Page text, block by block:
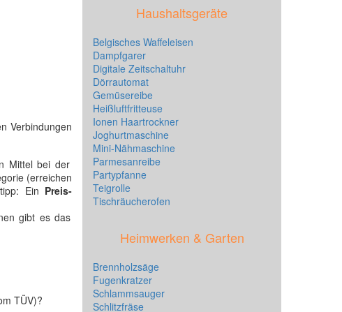
Verbindungen
Mittel bei der
(erreichen
Ein Preis-
gibt es das
TÜV)?
Haushaltsgeräte
Belgisches Waffeleisen
Dampfgarer
Digitale Zeitschaltuhr
Dörrautomat
Gemüsereibe
Heißluftfritteuse
Ionen Haartrockner
Joghurtmaschine
Mini-Nähmaschine
Parmesanreibe
Partypfanne
Teigrolle
Tischräucherofen
Heimwerken & Garten
Brennholzsäge
Fugenkratzer
Schlammsauger
Schlitzfräse